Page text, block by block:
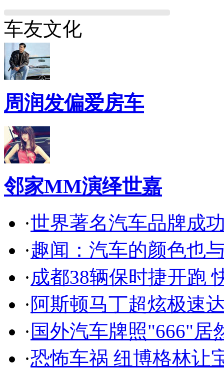
车友文化
周润发偏爱房车
邻家MM演绎世嘉
·世界著名汽车品牌成
·趣闻：汽车的颜色也
·成都38辆保时捷开跑
·阿斯顿马丁超炫极速
· 国外汽车牌照"666"居
·恐怖车祸 纽博格林让